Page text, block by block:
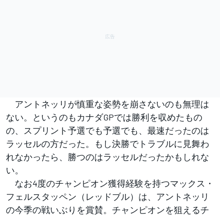
アントネッリが慎重な姿勢を崩さないのも無理は
ない。というのもカナダGPでは勝利を収めたもの
の、スプリント予選でも予選でも、最速だったのは
ラッセルの方だった。もし決勝でトラブルに見舞わ
れなかったら、勝つのはラッセルだったかもしれな
い。
なお4度のチャンピオン獲得経験を持つマックス・
フェルスタッペン（レッドブル）は、アントネッリ
の今季の戦いぶりを賞賛。チャンピオンを狙えるチ